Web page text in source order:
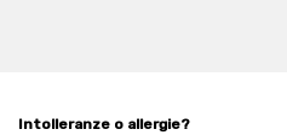
Intolleranze o allergie?